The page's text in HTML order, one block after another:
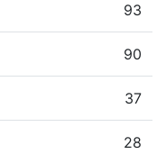
93
90
37
28